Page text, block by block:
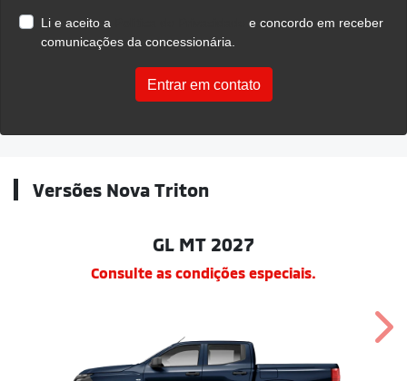
Li e aceito a
e concordo em receber
comunicações da concessionária.
Entrar em contato
Versões Nova Triton
GL MT 2027
Consulte as condições especiais.